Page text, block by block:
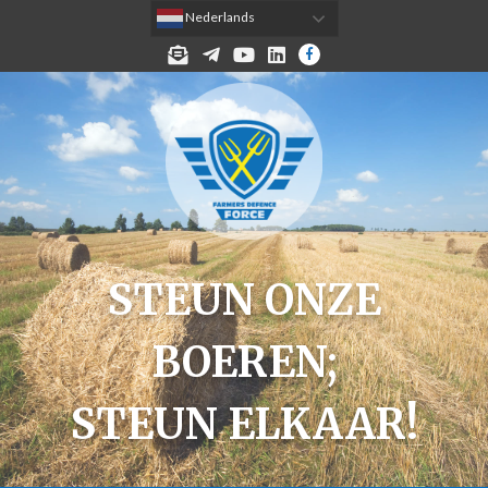
MELD JE AAN VOOR DE NIEUWSBRIEF!
TELEGRAMYOUTUBELINKEDINFACEBOOK
Nederlands
STEUN ONZE
BOEREN;
STEUN ELKAAR!